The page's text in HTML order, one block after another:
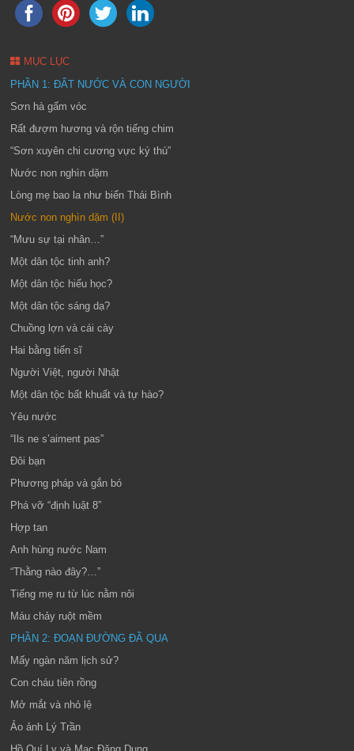
MỤC LỤC
PHẦN 1: ĐẤT NƯỚC VÀ CON NGƯỜI
Sơn hà gấm vóc
Rất đượm hương và rộn tiếng chim
“Sơn xuyên chi cương vực ký thù”
Nước non nghìn dặm
Lòng mẹ bao la như biển Thái Bình
Nước non nghìn dặm (II)
“Mưu sự tại nhân…”
Một dân tộc tinh anh?
Một dân tộc hiếu học?
Một dân tộc sáng dạ?
Chuồng lợn và cái cày
Hai bằng tiến sĩ
Người Việt, người Nhật
Một dân tộc bất khuất và tự hào?
Yêu nước
“Ils ne s’aiment pas”
Đôi bạn
Phương pháp và gắn bó
Phá vỡ “định luật 8”
Hợp tan
Anh hùng nước Nam
“Thằng nào đây?…”
Tiếng mẹ ru từ lúc nằm nôi
Máu chảy ruột mềm
PHẦN 2: ĐOẠN ĐƯỜNG ĐÃ QUA
Mấy ngàn năm lịch sử?
Con cháu tiên rồng
Mở mắt và nhỏ lệ
Ảo ảnh Lý Trần